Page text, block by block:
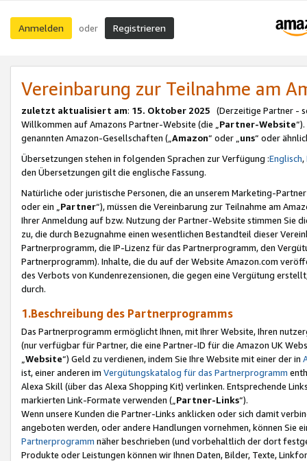
Anmelden oder Registrieren
Vereinbarung zur Teilnahme am
zuletzt aktualisiert am: 15. Oktober 2025 (Derzeitige Partner -
Willkommen auf Amazons Partner-Website (die „Partner-Website
genannten Amazon-Gesellschaften („Amazon“ oder „uns“ oder
Übersetzungen stehen in folgenden Sprachen zur Verfügung :Englisch,
den Übersetzungen gilt die englische Fassung.
Natürliche oder juristische Personen, die an unserem Marketing-
oder ein „Partner“), müssen die Vereinbarung zur Teilnahme am
Ihrer Anmeldung auf bzw. Nutzung der Partner-Website stimmen Sie
zu, die durch Bezugnahme einen wesentlichen Bestandteil dieser
Partnerprogramm, die IP-Lizenz für das Partnerprogramm, den
Partnerprogramm). Inhalte, die du auf der Website Amazon.com
des Verbots von Kundenrezensionen, die gegen eine Vergütung
durch.
1.Beschreibung des Partnerprogramms
Das Partnerprogramm ermöglicht Ihnen, mit Ihrer Website, Ihren
(nur verfügbar für Partner, die eine Partner-ID für die Amazon UK
Website“) Geld zu verdienen, indem Sie Ihre Website mit einer der in
ist, einer anderen im Vergütungskatalog für das Partnerprogramm
Alexa Skill (über das Alexa Shopping Kit) verlinken. Entsprechende
markierten Link-Formate verwenden („ Partner-Links“).
Wenn unsere Kunden die Partner-Links anklicken oder sich damit
angeboten werden, oder andere Handlungen vornehmen, können Sie
Partnerprogramm näher beschrieben (und vorbehaltlich der dort
Produkte oder Leistungen können wir Ihnen Daten, Bilder, Texte,